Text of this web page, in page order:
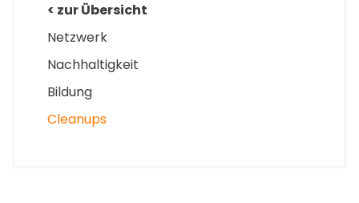
< zur Übersicht
Netzwerk
Nachhaltigkeit
Bildung
Cleanups